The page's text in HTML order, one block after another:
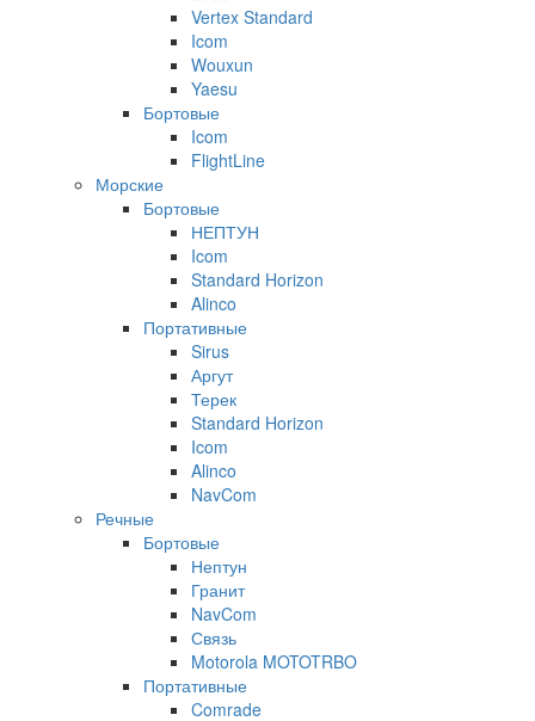
Vertex Standard
Icom
Wouxun
Yaesu
Бортовые
Icom
FlightLine
Морские
Бортовые
НЕПТУН
Icom
Standard Horizon
Alinco
Портативные
Sirus
Аргут
Терек
Standard Horizon
Icom
Alinco
NavCom
Речные
Бортовые
Нептун
Гранит
NavCom
Связь
Motorola MOTOTRBO
Портативные
Comrade